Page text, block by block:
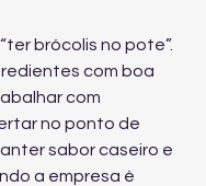
brócolis no pote”.
com boa
com
no ponto de
sabor caseiro e
a empresa é